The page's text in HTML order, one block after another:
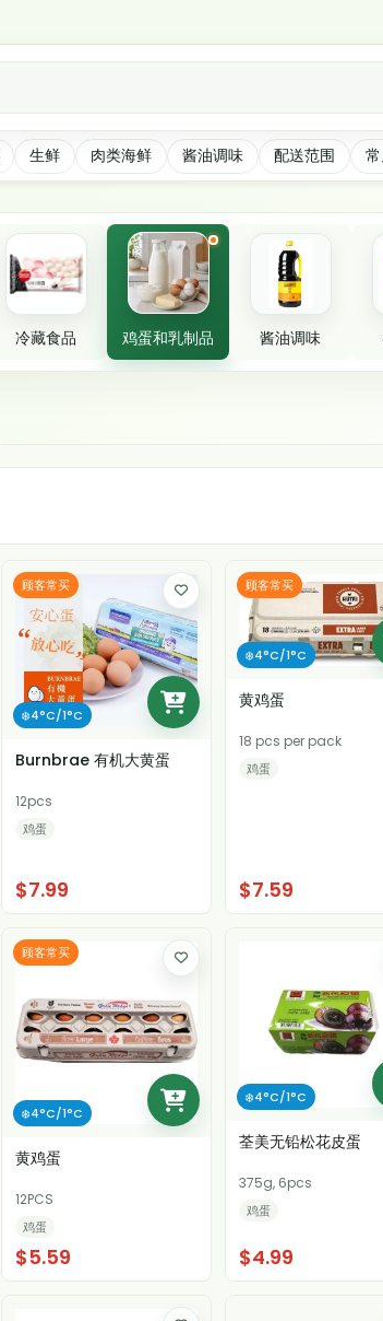
*🎉
生鲜 肉类海鲜 酱油调味 配送范围
冷藏食品 鸡蛋和乳制品 酱油调味
顾客常买
❄️4°C/1°C
Burnbrae 有机大黄蛋
12pcs
鸡蛋
$7.99
顾客常买
❄️4°C/1°C
黄鸡蛋
18 pcs per pack
鸡蛋
$7.59
顾客常买
❄️4°C/1°C
黄鸡蛋
12PCS
鸡蛋
$5.59
❄️4°C/1°C
荃美无铅松花皮蛋
375g, 6pcs
鸡蛋
$4.99